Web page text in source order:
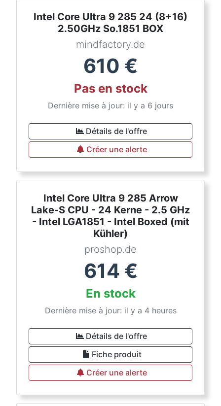
Intel Core Ultra 9 285 24 (8+16)
2.50GHz So.1851 BOX
mindfactory.de
610 €
Pas en stock
Dernière mise à jour: il y a 6 jours
Détails de l'offre
Créer une alerte
Intel Core Ultra 9 285 Arrow
Lake-S CPU - 24 Kerne - 2.5 GHz
- Intel LGA1851 - Intel Boxed (mit
Kühler)
proshop.de
614 €
En stock
Dernière mise à jour: il y a 4 heures
Détails de l'offre
Fiche produit
Créer une alerte